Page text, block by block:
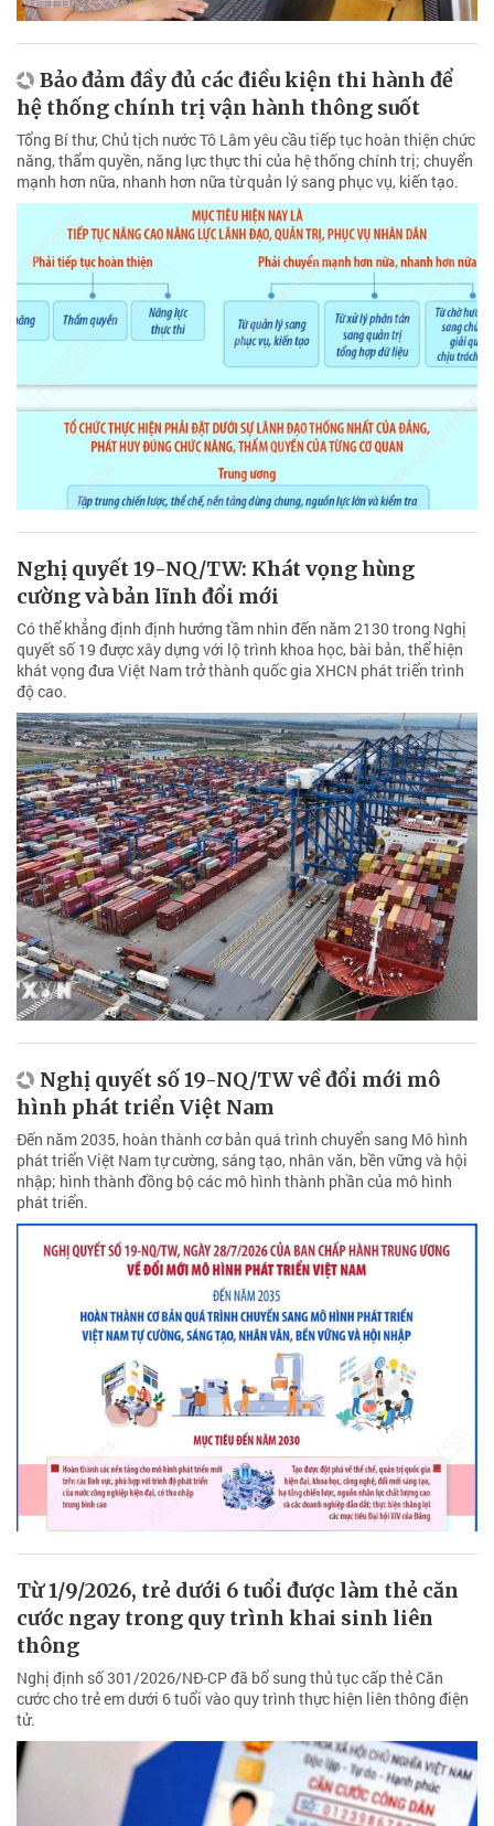
Bảo đảm đầy đủ các điều kiện thi hành để
hệ thống chính trị vận hành thông suốt
Tổng Bí thư, Chủ tịch nước Tô Lâm yêu cầu tiếp tục hoàn thiện chức
năng, thẩm quyền, năng lực thực thi của hệ thống chính trị; chuyển
mạnh hơn nữa, nhanh hơn nữa từ quản lý sang phục vụ, kiến tạo.
Nghị quyết 19-NQ/TW: Khát vọng hùng
cường và bản lĩnh đổi mới
Có thể khẳng định định hướng tầm nhìn đến năm 2130 trong Nghị
quyết số 19 được xây dựng với lộ trình khoa học, bài bản, thể hiện
khát vọng đưa Việt Nam trở thành quốc gia XHCN phát triển trình
độ cao.
Nghị quyết số 19-NQ/TW về đổi mới mô
hình phát triển Việt Nam
Đến năm 2035, hoàn thành cơ bản quá trình chuyển sang Mô hình
phát triển Việt Nam tự cường, sáng tạo, nhân văn, bền vững và hội
nhập; hình thành đồng bộ các mô hình thành phần của mô hình
phát triển.
Từ 1/9/2026, trẻ dưới 6 tuổi được làm thẻ căn
cước ngay trong quy trình khai sinh liên
thông
Nghị định số 301/2026/NĐ-CP đã bổ sung thủ tục cấp thẻ Căn
cước cho trẻ em dưới 6 tuổi vào quy trình thực hiện liên thông điện
tử.